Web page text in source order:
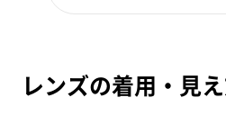
レンズの着用・見